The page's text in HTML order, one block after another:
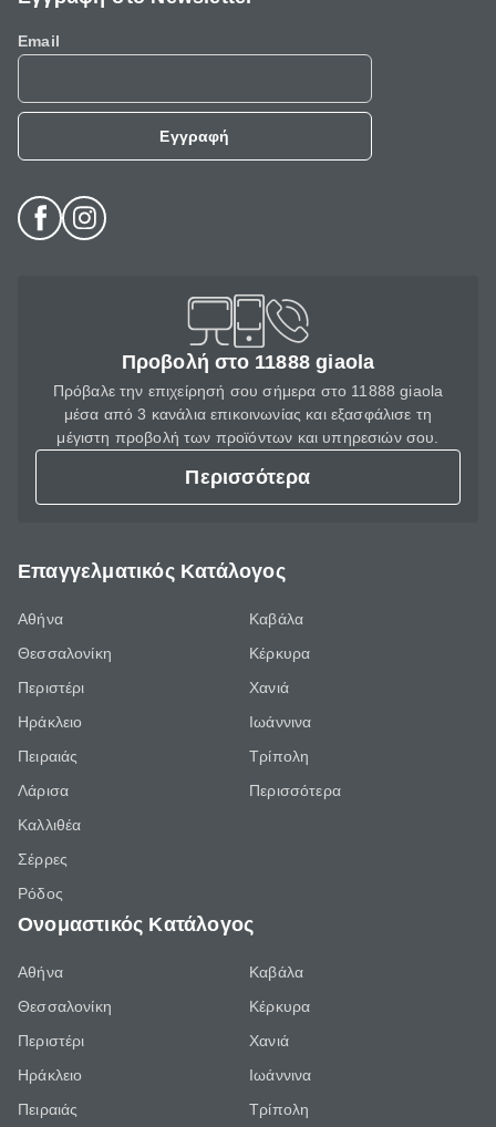
Email
Εγγραφή
Προβολή στο 11888 giaola
Πρόβαλε την επιχείρησή σου σήμερα στο 11888 giaola
μέσα από 3 κανάλια επικοινωνίας και εξασφάλισε τη
μέγιστη προβολή των προϊόντων και υπηρεσιών σου.
Περισσότερα
Επαγγελματικός Κατάλογος
Αθήνα
Θεσσαλονίκη
Περιστέρι
Ηράκλειο
Πειραιάς
Λάρισα
Καλλιθέα
Σέρρες
Ρόδος
Καβάλα
Κέρκυρα
Χανιά
Ιωάννινα
Τρίπολη
Περισσότερα
Ονομαστικός Κατάλογος
Αθήνα
Θεσσαλονίκη
Περιστέρι
Ηράκλειο
Πειραιάς
Καβάλα
Κέρκυρα
Χανιά
Ιωάννινα
Τρίπολη